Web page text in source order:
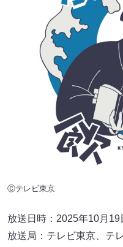
Ⓒテレビ東京
放送日時：2025年10月
放送局：テレビ東京、テ